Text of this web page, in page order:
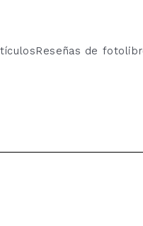
Reseñas de